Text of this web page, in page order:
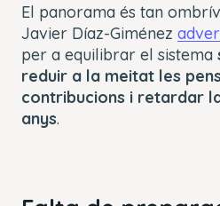
El panorama és tan
Javier Díaz-Giménez
per a equilibrar el sistema
reduir a la meitat les
contribucions i retardar
anys.